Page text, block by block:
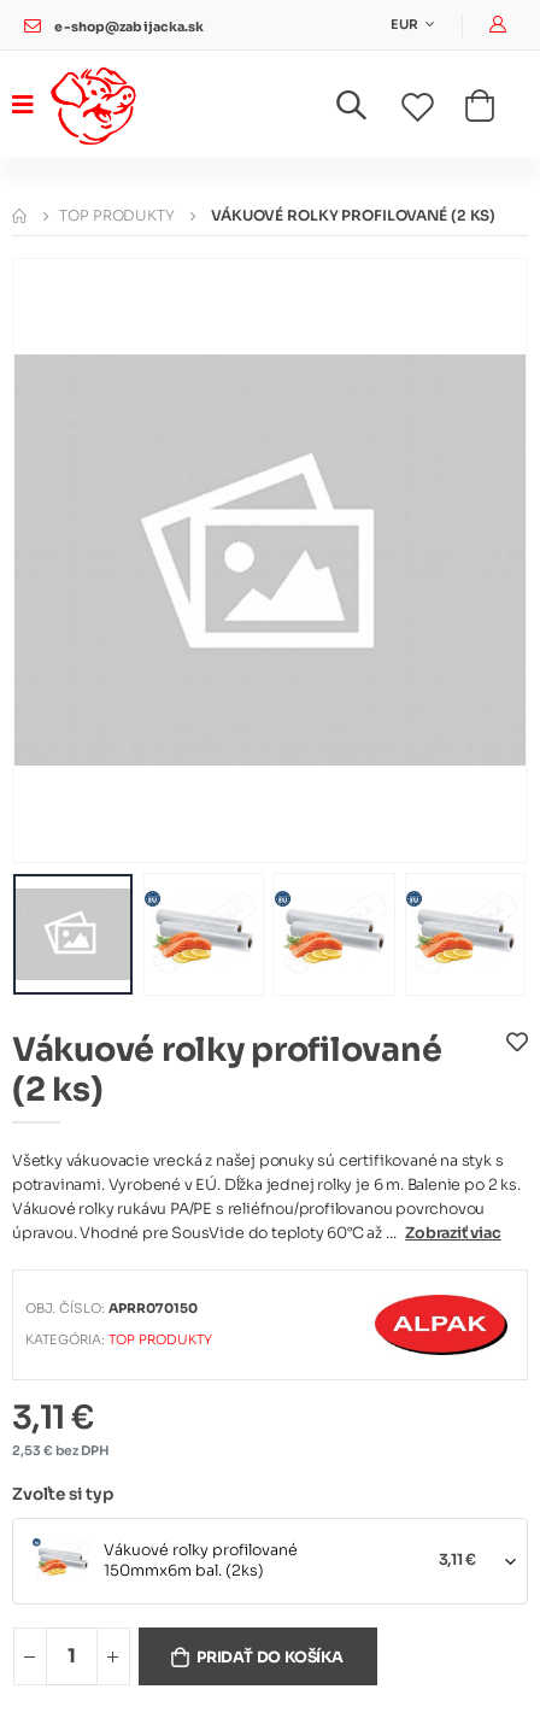
e-shop@zabijacka.sk EUR
TOP PRODUKTY VÁKUOVÉ ROLKY PROFILOVANÉ (2 KS)
Vákuové rolky profilované
(2 ks)
Všetky vákuovacie vrecká z našej ponuky sú certifikované na styk s
potravinami. Vyrobené v EÚ. Dĺžka jednej rolky je 6 m. Balenie po 2 ks.
Vákuové rolky rukávu PA/PE s reliéfnou/profilovanou povrchovou
úpravou. Vhodné pre SousVide do teploty 60°C až ... Zobraziť viac
OBJ. ČÍSLO:APRR070150
KATEGÓRIA:TOP PRODUKTY
3,11 €
2,53 € bez DPH
Zvoľte si typ
Vákuové rolky profilované
150mmx6m bal. (2ks)
3,11 €
200mmx6m bal. (2ks)PRIDAŤ DO KOŠÍKA